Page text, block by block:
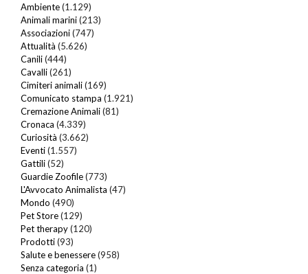
Ambiente(1.129)
Animali marini(213)
Associazioni(747)
Attualità (5.626)
Canili(444)
Cavalli(261)
Cimiteri animali(169)
Comunicato stampa (1.921)
Cremazione Animali(81)
Cronaca (4.339)
Curiosità (3.662)
Eventi(1.557)
Gattili(52)
Guardie Zoofile(773)
L'Avvocato Animalista (47)
Mondo (490)
Pet Store(129)
Pet therapy(120)
Prodotti(93)
Salute e benessere(958)
Senza categoria (1)